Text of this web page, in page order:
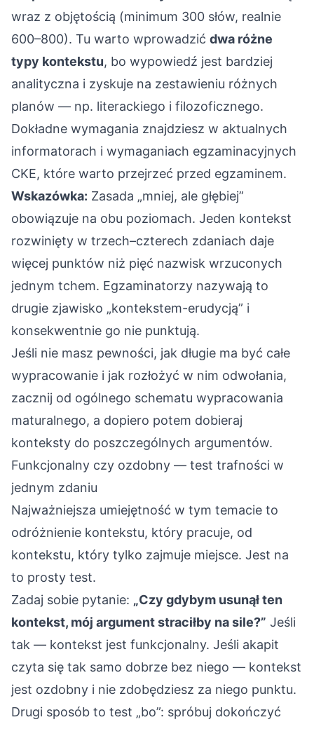
wraz z objętością (minimum 300 słów, realnie
600–800). Tu warto wprowadzić dwa różne
typy kontekstu, bo wypowiedź jest bardziej
analityczna i zyskuje na zestawieniu różnych
planów — np. literackiego i filozoficznego.
Dokładne wymagania znajdziesz w aktualnych
informatorach i wymaganiach egzaminacyjnych
CKE, które warto przejrzeć przed egzaminem.
Wskazówka: Zasada „mniej, ale głębiej”
obowiązuje na obu poziomach. Jeden kontekst
rozwinięty w trzech–czterech zdaniach daje
więcej punktów niż pięć nazwisk wrzuconych
jednym tchem. Egzaminatorzy nazywają to
drugie zjawisko „kontekstem-erudycją” i
konsekwentnie go nie punktują.
Jeśli nie masz pewności, jak długie ma być całe
wypracowanie i jak rozłożyć w nim odwołania,
zacznij od ogólnego schematu wypracowania
maturalnego, a dopiero potem dobieraj
konteksty do poszczególnych argumentów.
Funkcjonalny czy ozdobny — test trafności w
jednym zdaniu
Najważniejsza umiejętność w tym temacie to
odróżnienie kontekstu, który pracuje, od
kontekstu, który tylko zajmuje miejsce. Jest na
to prosty test.
Zadaj sobie pytanie: „Czy gdybym usunął ten
kontekst, mój argument straciłby na sile?” Jeśli
tak — kontekst jest funkcjonalny. Jeśli akapit
czyta się tak samo dobrze bez niego — kontekst
jest ozdobny i nie zdobędziesz za niego punktu.
Drugi sposób to test „bo”: spróbuj dokończyć